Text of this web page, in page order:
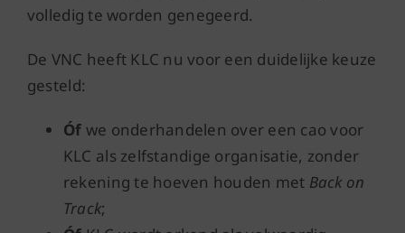
volledig te worden genegeerd.
De VNC heeft KLC nu voor een duidelijke keuze
gesteld:
Óf we onderhandelen over een cao voor
KLC als zelfstandige organisatie, zonder
rekening te hoeven houden met Back on
Track;